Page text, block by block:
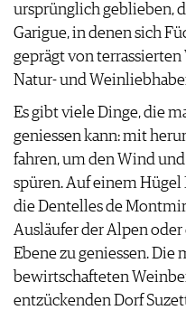
WEINSUCHE
NEWSLETTER
WINE TRADE CLUB
JOBS
WERBUNG
PRESSE
IMPRESSUM
AGB & DATENSCHUTZ
FAQ
ursprünglich geblieben,
Garigue, in denen sich
geprägt von terrassierten
Natur- und
Es gibt viele Dinge, die
geniessen kann: mit
fahren, um den Wind
spüren. Auf einem
die Dentelles de
Ausläufer der Alpen
Ebene zu geniessen.
bewirtschafteten
entzückenden Dorf